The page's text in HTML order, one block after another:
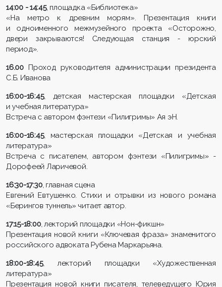
14:00 - 14:45, площадка «Библиотека»
«На метро к древним морям». Презентация книги
и одноименного межмузейного проекта «Осторожно,
двери закрываются! Следующая станция - юрский
период».
16.00Проход руководителя администрации президента
С.Б. Иванова
16:00-16:45, детская мастерская площадки «Детская
и учебная литература»
Встреча с автором фэнтези «Пилигримы» Ая эН.
16:00-16:45, мастерская площадки «Детская и учебная
литература»
Встреча с писателем, автором фэнтези «Пилигримы» -
Дорофеей Ларичевой.
16:30-17:30, главная сцена
Евгений Евтушенко. Стихи и отрывки из нового романа
«Берингов туннель» читает автор.
17:15-18:00, лекторий площадки «Нон-фикшн»
Презентация новой книги «Ключевая фраза» знаменитого
российского адвоката Рубена Маркарьяна.
18:00-18:45, лекторий площадки «Художественная
литература»
Презентация новой книги писателя, телеведущего Юрия